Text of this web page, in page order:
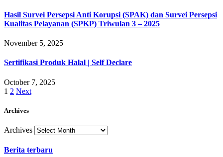
Hasil Survei Persepsi Anti Korupsi (SPAK) dan Survei Persepsi
Kualitas Pelayanan (SPKP) Triwulan 3 – 2025
November 5, 2025
Sertifikasi Produk Halal | Self Declare
October 7, 2025
1 2 Next
Archives
Archives
Berita terbaru